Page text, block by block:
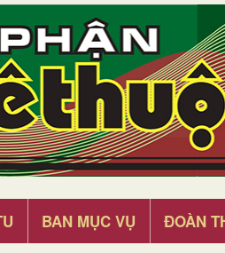
BAN MỤC VỤ ĐOÀN